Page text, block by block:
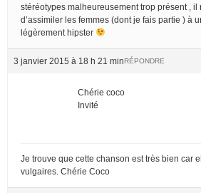
stéréotypes malheureusement trop présent , il
d’assimiler les femmes (dont je fais partie ) à
légèrement hipster
3 janvier 2015 à 18 h 21 minRÉPONDRE
Chérie coco
Invité
Je trouve que cette chanson est très bien car
vulgaires. Chérie Coco